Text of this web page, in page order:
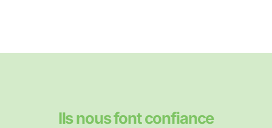
Ils nous font confiance